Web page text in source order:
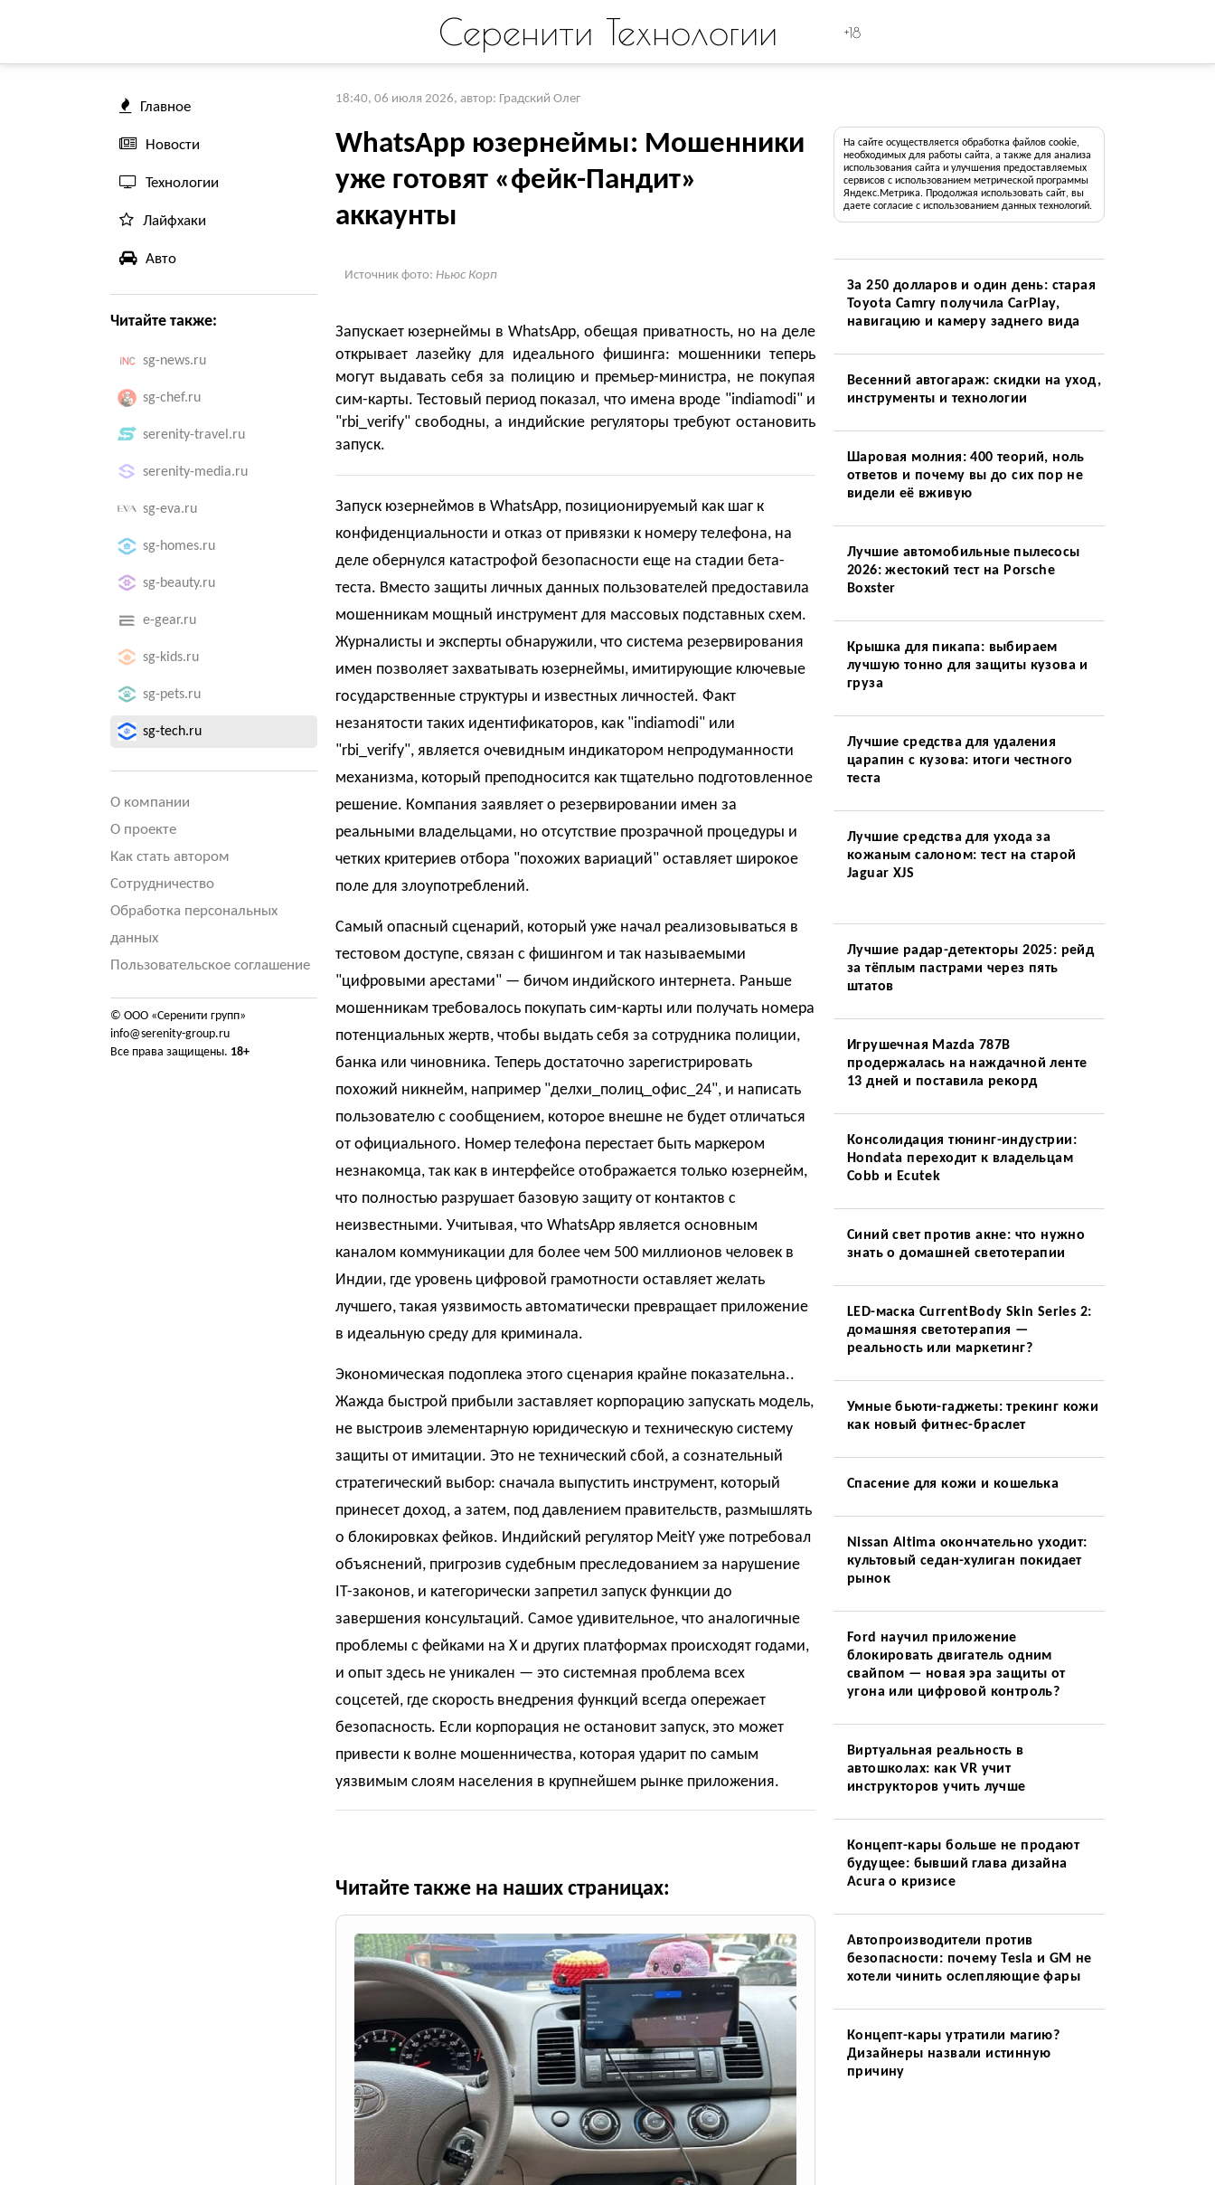
Серенити Технологии +18
Главное
Новости
Технологии
Лайфхаки
Авто
Читайте также:
sg-news.ru
sg-chef.ru
serenity-travel.ru
serenity-media.ru
sg-eva.ru
sg-homes.ru
sg-beauty.ru
e-gear.ru
sg-kids.ru
sg-pets.ru
sg-tech.ru
О компании
О проекте
Как стать автором
Сотрудничество
Обработка персональных
данных
Пользовательское соглашение
© ООО «Серенити групп»
info@serenity-group.ru
Все права защищены. 18+
18:40, 06 июля 2026, автор: Градский Олег
WhatsApp юзернеймы: Мошенники
уже готовят «фейк-Пандит»
аккаунты
Источник фото: Ньюс Корп
Запускает юзернеймы в WhatsApp, обещая приватность, но на деле
открывает лазейку для идеального фишинга: мошенники теперь
могут выдавать себя за полицию и премьер-министра, не покупая
сим-карты. Тестовый период показал, что имена вроде "indiamodi" и
"rbi_verify" свободны, а индийские регуляторы требуют остановить
запуск.
Запуск юзернеймов в WhatsApp, позиционируемый как шаг к
конфиденциальности и отказ от привязки к номеру телефона, на
деле обернулся катастрофой безопасности еще на стадии бета-
теста. Вместо защиты личных данных пользователей предоставила
мошенникам мощный инструмент для массовых подставных схем.
Журналисты и эксперты обнаружили, что система резервирования
имен позволяет захватывать юзернеймы, имитирующие ключевые
государственные структуры и известных личностей. Факт
незанятости таких идентификаторов, как "indiamodi" или
"rbi_verify", является очевидным индикатором непродуманности
механизма, который преподносится как тщательно подготовленное
решение. Компания заявляет о резервировании имен за
реальными владельцами, но отсутствие прозрачной процедуры и
четких критериев отбора "похожих вариаций" оставляет широкое
поле для злоупотреблений.
Самый опасный сценарий, который уже начал реализовываться в
тестовом доступе, связан с фишингом и так называемыми
"цифровыми арестами" — бичом индийского интернета. Раньше
мошенникам требовалось покупать сим-карты или получать номера
потенциальных жертв, чтобы выдать себя за сотрудника полиции,
банка или чиновника. Теперь достаточно зарегистрировать
похожий никнейм, например "делхи_полиц_офис_24", и написать
пользователю с сообщением, которое внешне не будет отличаться
от официального. Номер телефона перестает быть маркером
незнакомца, так как в интерфейсе отображается только юзернейм,
что полностью разрушает базовую защиту от контактов с
неизвестными. Учитывая, что WhatsApp является основным
каналом коммуникации для более чем 500 миллионов человек в
Индии, где уровень цифровой грамотности оставляет желать
лучшего, такая уязвимость автоматически превращает приложение
в идеальную среду для криминала.
Экономическая подоплека этого сценария крайне показательна..
Жажда быстрой прибыли заставляет корпорацию запускать модель,
не выстроив элементарную юридическую и техническую систему
защиты от имитации. Это не технический сбой, а сознательный
стратегический выбор: сначала выпустить инструмент, который
принесет доход, а затем, под давлением правительств, размышлять
о блокировках фейков. Индийский регулятор MeitY уже потребовал
объяснений, пригрозив судебным преследованием за нарушение
IT-законов, и категорически запретил запуск функции до
завершения консультаций. Самое удивительное, что аналогичные
проблемы с фейками на X и других платформах происходят годами,
и опыт здесь не уникален — это системная проблема всех
соцсетей, где скорость внедрения функций всегда опережает
безопасность. Если корпорация не остановит запуск, это может
привести к волне мошенничества, которая ударит по самым
уязвимым слоям населения в крупнейшем рынке приложения.
Читайте также на наших страницах:
На сайте осуществляется обработка файлов cookie,
необходимых для работы сайта, а также для анализа
использования сайта и улучшения предоставляемых
сервисов с использованием метрической программы
Яндекс.Метрика. Продолжая использовать сайт, вы
даете согласие с использованием данных технологий.
За 250 долларов и один день: старая
Toyota Camry получила CarPlay,
навигацию и камеру заднего вида
Весенний автогараж: скидки на уход,
инструменты и технологии
Шаровая молния: 400 теорий, ноль
ответов и почему вы до сих пор не
видели её вживую
Лучшие автомобильные пылесосы
2026: жестокий тест на Porsche
Boxster
Крышка для пикапа: выбираем
лучшую тонно для защиты кузова и
груза
Лучшие средства для удаления
царапин с кузова: итоги честного
теста
Лучшие средства для ухода за
кожаным салоном: тест на старой
Jaguar XJS
Лучшие радар-детекторы 2025: рейд
за тёплым пастрами через пять
штатов
Игрушечная Mazda 787B
продержалась на наждачной ленте
13 дней и поставила рекорд
Консолидация тюнинг-индустрии:
Hondata переходит к владельцам
Cobb и Ecutek
Синий свет против акне: что нужно
знать о домашней светотерапии
LED-маска CurrentBody Skin Series 2:
домашняя светотерапия —
реальность или маркетинг?
Умные бьюти-гаджеты: трекинг кожи
как новый фитнес-браслет
Спасение для кожи и кошелька
Nissan Altima окончательно уходит:
культовый седан-хулиган покидает
рынок
Ford научил приложение
блокировать двигатель одним
свайпом — новая эра защиты от
угона или цифровой контроль?
Виртуальная реальность в
автошколах: как VR учит
инструкторов учить лучше
Концепт-кары больше не продают
будущее: бывший глава дизайна
Acura о кризисе
Автопроизводители против
безопасности: почему Tesla и GM не
хотели чинить ослепляющие фары
Концепт-кары утратили магию?
Дизайнеры назвали истинную
причину